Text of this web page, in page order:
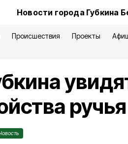
Новости города Губкина
Происшествия Проекты